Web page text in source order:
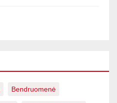
Bendruomenė